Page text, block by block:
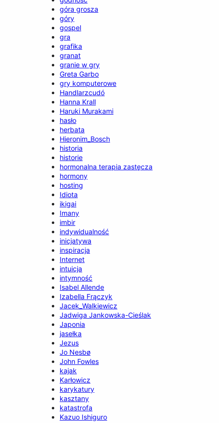
góra grosza
góry
gospel
gra
grafika
granat
granie w gry
Greta Garbo
gry komputerowe
Handlarzcudó
Hanna Krall
Haruki Murakami
hasło
herbata
Hieronim_Bosch
historia
historie
hormonalna terapia zastęcza
hormony
hosting
Idiota
ikigai
Imany
imbir
indywidualność
inicjatywa
inspiracja
Internet
intuicja
intymność
Isabel Allende
Izabella Frączyk
Jacek_Walkiewicz
Jadwiga Jankowska-Cieślak
Japonia
jasełka
Jezus
Jo Nesbø
John Fowles
kajak
Karłowicz
karykatury
kasztany
katastrofa
Kazuo Ishiguro